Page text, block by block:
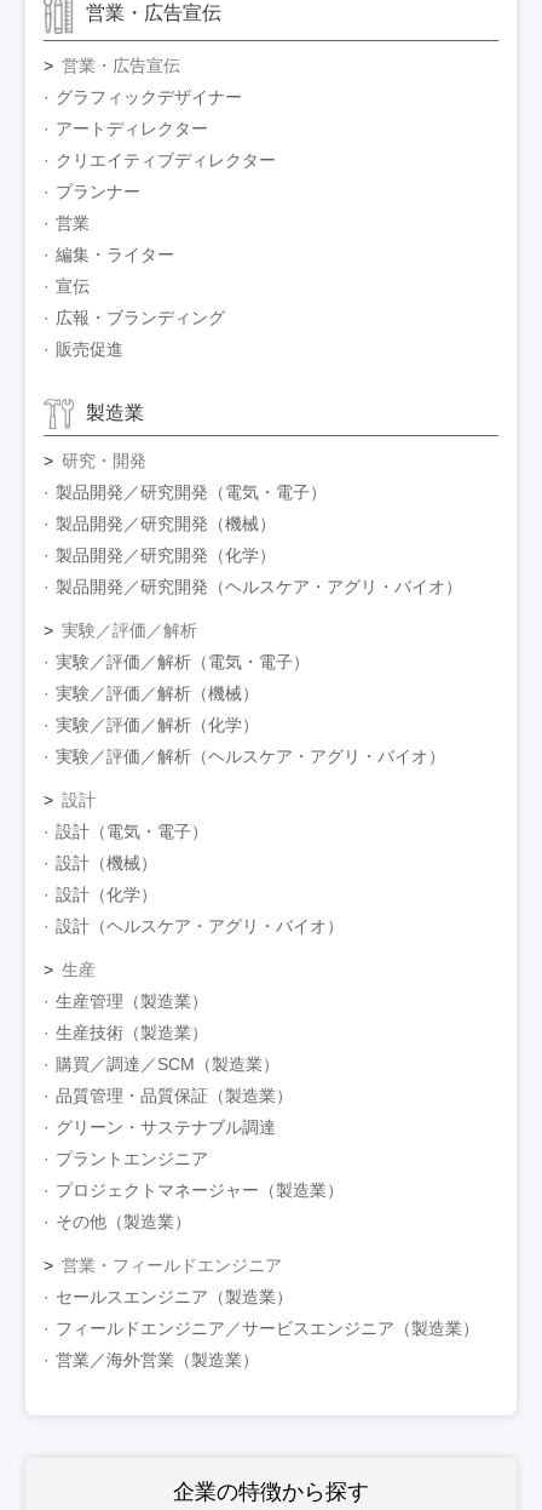
営業・広告宣伝
営業・広告宣伝
グラフィックデザイナー
アートディレクター
クリエイティブディレクター
プランナー
営業
編集・ライター
宣伝
広報・ブランディング
販売促進
製造業
研究・開発
製品開発／研究開発（電気・電子）
製品開発／研究開発（機械）
製品開発／研究開発（化学）
製品開発／研究開発（ヘルスケア・アグリ・バイオ）
実験／評価／解析
実験／評価／解析（電気・電子）
実験／評価／解析（機械）
実験／評価／解析（化学）
実験／評価／解析（ヘルスケア・アグリ・バイオ）
設計
設計（電気・電子）
設計（機械）
設計（化学）
設計（ヘルスケア・アグリ・バイオ）
生産
生産管理（製造業）
生産技術（製造業）
購買／調達／SCM（製造業）
品質管理・品質保証（製造業）
グリーン・サステナブル調達
プラントエンジニア
プロジェクトマネージャー（製造業）
その他（製造業）
営業・フィールドエンジニア
セールスエンジニア（製造業）
フィールドエンジニア／サービスエンジニア（製造業）
営業／海外営業（製造業）
企業の特徴から探す